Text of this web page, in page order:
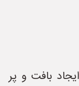
بافت و پر